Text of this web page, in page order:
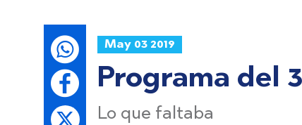
May 03 2019
Programa del
Lo que faltaba